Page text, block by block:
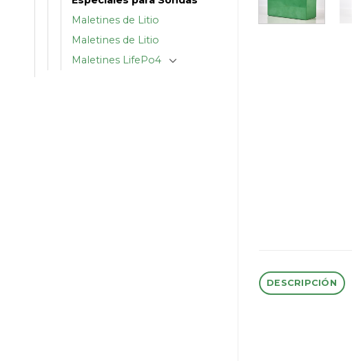
Maletines de Litio
Maletines de Litio
Maletines LifePo4
DESCRIPCIÓN